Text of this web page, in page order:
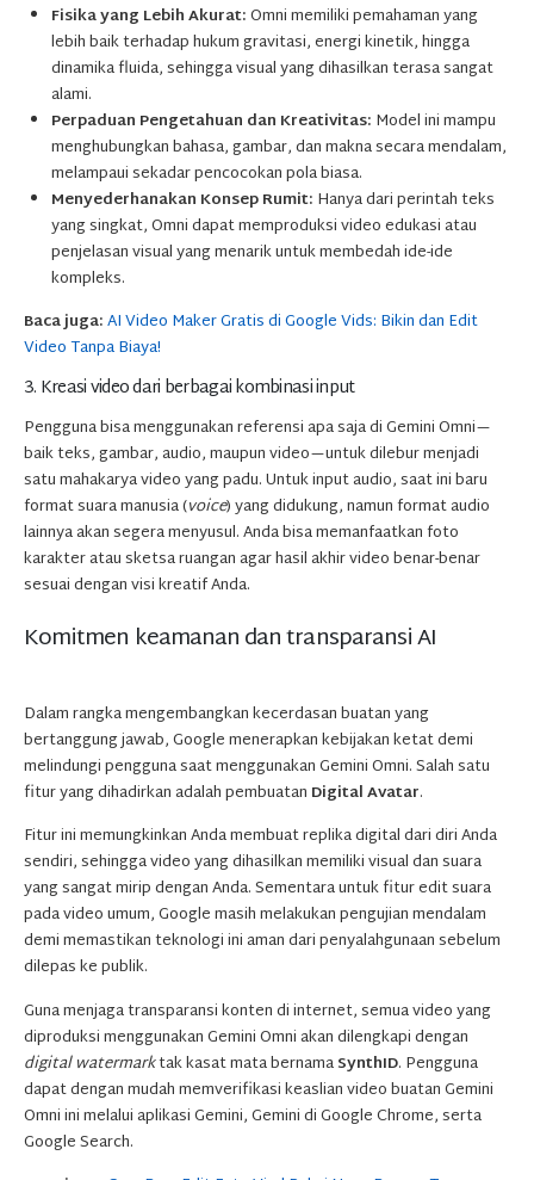
Fisika yang Lebih Akurat:Omni memiliki pemahaman yang
lebih baik terhadap hukum gravitasi, energi kinetik, hingga
dinamika fluida, sehingga visual yang dihasilkan terasa sangat
alami.
Perpaduan Pengetahuan dan Kreativitas: Model ini mampu
menghubungkan bahasa, gambar, dan makna secara mendalam,
melampaui sekadar pencocokan pola biasa.
Menyederhanakan Konsep Rumit: Hanya dari perintah teks
yang singkat, Omni dapat memproduksi video edukasi atau
penjelasan visual yang menarik untuk membedah ide-ide
kompleks.
Baca juga:AI Video Maker Gratis di Google Vids: Bikin dan Edit
Video Tanpa Biaya!
3. Kreasi video dari berbagai kombinasi input
Pengguna bisa menggunakan referensi apa saja di Gemini Omni—
baik teks, gambar, audio, maupun video—untuk dilebur menjadi
satu mahakarya video yang padu. Untuk input audio, saat ini baru
format suara manusia (voice) yang didukung, namun format audio
lainnya akan segera menyusul. Anda bisa memanfaatkan foto
karakter atau sketsa ruangan agar hasil akhir video benar-benar
sesuai dengan visi kreatif Anda.
Komitmen keamanan dan transparansi AI
Dalam rangka mengembangkan kecerdasan buatan yang
bertanggung jawab, Google menerapkan kebijakan ketat demi
melindungi pengguna saat menggunakan Gemini Omni. Salah satu
fitur yang dihadirkan adalah pembuatan Digital Avatar.
Fitur ini memungkinkan Anda membuat replika digital dari diri Anda
sendiri, sehingga video yang dihasilkan memiliki visual dan suara
yang sangat mirip dengan Anda. Sementara untuk fitur edit suara
pada video umum, Google masih melakukan pengujian mendalam
demi memastikan teknologi ini aman dari penyalahgunaan sebelum
dilepas ke publik.
Guna menjaga transparansi konten di internet, semua video yang
diproduksi menggunakan Gemini Omni akan dilengkapi dengan
digital watermarktak kasat mata bernamaSynthID. Pengguna
dapat dengan mudah memverifikasi keaslian video buatan Gemini
Omni ini melalui aplikasi Gemini, Gemini di Google Chrome, serta
Google Search.